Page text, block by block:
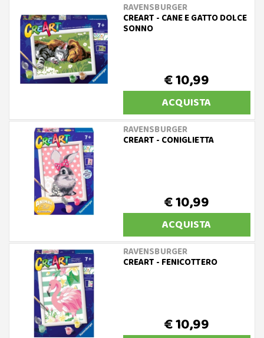
RAVENSBURGER
CREART - CANE E GATTO DOLCE
SONNO
€ 10,99
ACQUISTA
RAVENSBURGER
CREART - CONIGLIETTA
€ 10,99
ACQUISTA
RAVENSBURGER
CREART - FENICOTTERO
€ 10,99